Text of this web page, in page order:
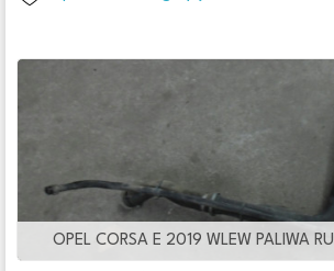
OPEL CORSA E 2019 WLEW PALIWA